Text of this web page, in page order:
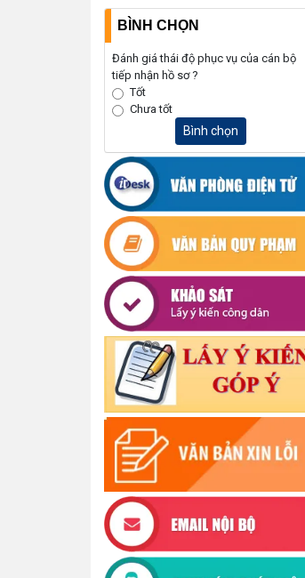
BÌNH CHỌN
Đánh giá thái độ phục vụ của cán bộ
tiếp nhận hồ sơ ?
Tốt
Chưa tốt
Bình chọn